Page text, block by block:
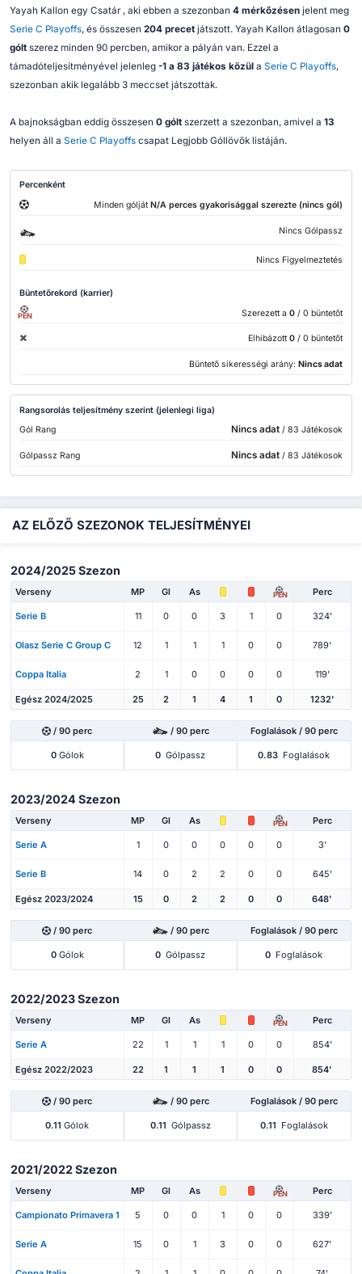
Yayah Kallon egy Csatár , aki ebben a szezonban 4 mérkőzésen jelent meg
Serie C Playoffs, és összesen 204 precetjátszott. Yayah Kallon átlagosan 0
góltszerez minden 90 percben, amikor a pályán van. Ezzel a
támadóteljesítményével jelenleg -1 a 83 játékos közüla Serie C Playoffs,
szezonban akik legalább 3 meccset játszottak.
A bajnokságban eddig összesen 0 góltszerzett a szezonban, amivel a 13
helyen áll a Serie C Playoffscsapat Legjobb Góllövők listáján.
Percenként
Minden góljátN/A perces gyakorisággal szerezte (nincs gól)
Nincs Gólpassz
Nincs Figyelmeztetés
Büntetőrekord (karrier)
PEN Szerezett a 0 / 0 büntetőt
Elhibázott 0 / 0 büntetőt
Büntető sikerességi arány: Nincs adat
Rangsorolás teljesítmény szerint (jelenlegi liga)
Gól Rang
Nincs adat/ 83 Játékosok
Gólpassz Rang Nincs adat/ 83 Játékosok
AZ ELŐZŐ SZEZONOK TELJESÍTMÉNYEI
2024/2025 Szezon
Verseny MP Gl As PEN Perc
Serie B 11 0 0 3 1 0 324'
Olasz Serie C Group C 12 1 1 1 0 0 789'
Coppa Italia 2 1 0 0 0 0 119'
Egész 2024/2025 25 2 1 4 1 0 1232'
/ 90 perc / 90 perc Foglalások / 90 perc
0Gólok 0 Gólpassz 0.83 Foglalások
2023/2024 Szezon
Verseny MP Gl As PEN Perc
Serie A 1 0 0 0 0 0 3'
Serie B 14 0 2 2 0 0 645'
Egész 2023/2024 15 0 2 2 0 0 648'
/ 90 perc / 90 perc Foglalások / 90 perc
0Gólok 0 Gólpassz 0 Foglalások
2022/2023 Szezon
Verseny MP Gl As PEN Perc
Serie A 22 1 1 1 0 0 854'
Egész 2022/2023 22 1 1 1 0 0 854'
/ 90 perc / 90 perc Foglalások / 90 perc
0.11 Gólok 0.11 Gólpassz 0.11 Foglalások
2021/2022 Szezon
Verseny MP Gl As PEN Perc
Campionato Primavera 1 5 0 0 1 0 0 339'
Serie A 15 0 1 3 0 0 627'